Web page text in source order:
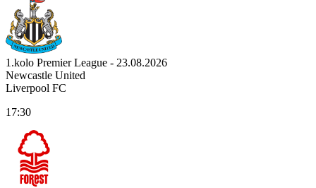
1.kolo Premier League - 23.08.2026
Newcastle United
Liverpool FC
17:30